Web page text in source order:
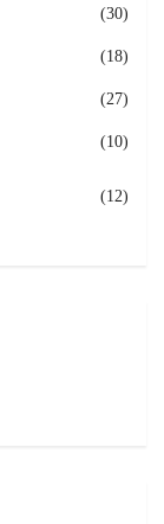
(30)
(18)
(27)
(10)
(12)